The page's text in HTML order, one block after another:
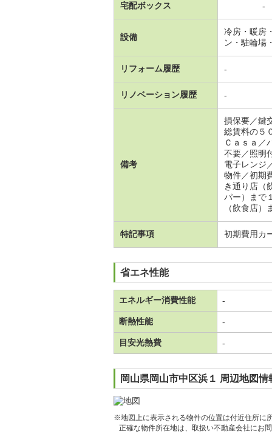
宅配ボックス -
設備
冷房・暖房
ン・駐輪場
リフォーム履歴 -
リノベーション履歴 -
備考
損保要／鍵
総賃料の５
Ｃａｓａ／
不要／照明
電子レンジ
物件／初期
き通り店（
パー）まで
（飲食店
特記事項 初期費用カ
省エネ性能
エネルギー消費性能 -
断熱性能 -
目安光熱費 -
岡山県岡山市中区浜１ 周辺地図情
※地図上に表示される物件の位置は付近住所に
正確な物件所在地は、取扱い不動産会社にお